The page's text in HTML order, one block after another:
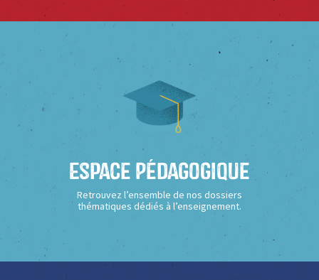
Espace Pédagogique
Retrouvez l’ensemble de nos dossiers
thématiques dédiés à l’enseignement.